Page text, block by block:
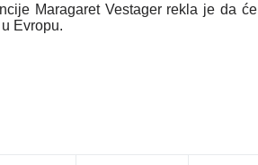
Maragaret Vestager rekla je da
Evropu.